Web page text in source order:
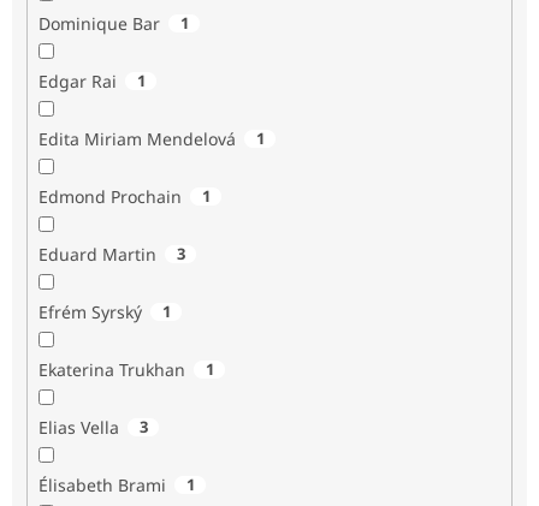
Dominique Bar 1
Edgar Rai 1
Edita Miriam Mendelová 1
Edmond Prochain 1
Eduard Martin 3
Efrém Syrský 1
Ekaterina Trukhan 1
Elias Vella 3
Élisabeth Brami 1